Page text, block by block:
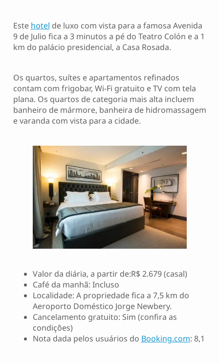
Este hotel de luxo com vista para a famosa Avenida
9 de Julio fica a 3 minutos a pé do Teatro Colón e a 1
km do palácio presidencial, a Casa Rosada.
Os quartos, suítes e apartamentos refinados
contam com frigobar, Wi-Fi gratuito e TV com tela
plana. Os quartos de categoria mais alta incluem
banheiro de mármore, banheira de hidromassagem
e varanda com vista para a cidade.
Valor da diária, a partir de:R$ 2.679 (casal)
Café da manhã: Incluso
Localidade: A propriedade fica a 7,5 km do
Aeroporto Doméstico Jorge Newbery.
Cancelamento gratuito: Sim (confira as
condições)
Nota dada pelos usuários do Booking.com: 8,1